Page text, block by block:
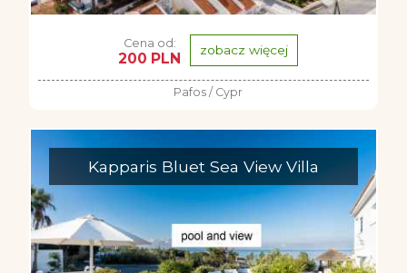
Cena od:
200 PLN zobacz więcej
Pafos / Cypr
Kapparis Bluet Sea View Villa